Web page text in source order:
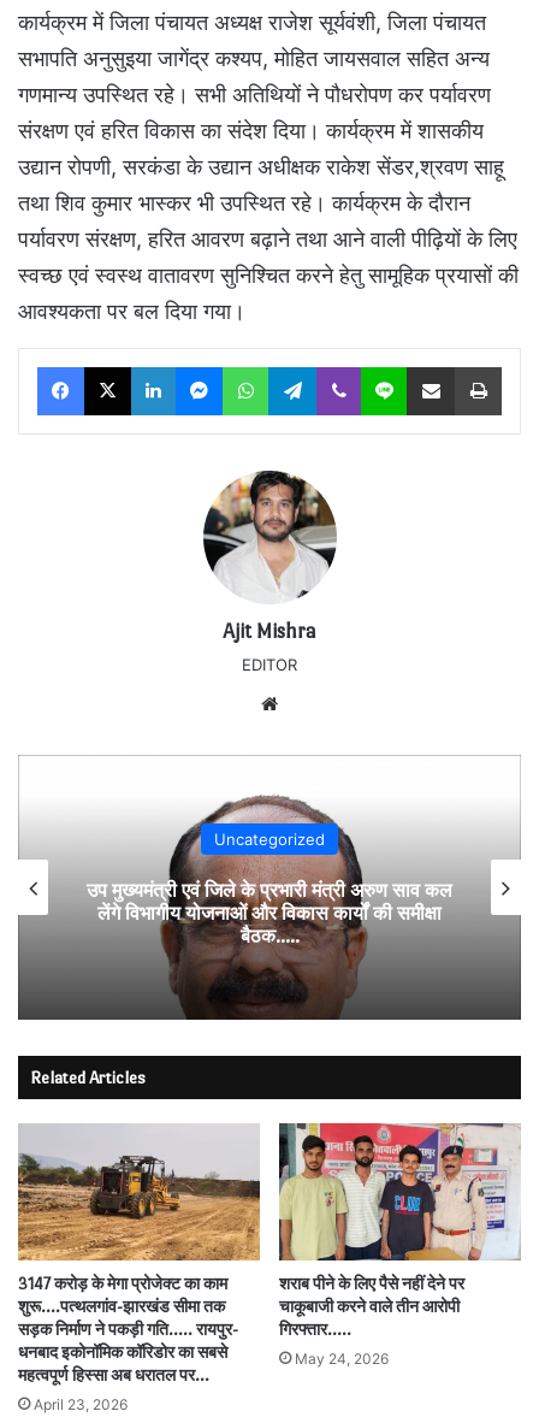
कार्यक्रम में जिला पंचायत अध्यक्ष राजेश सूर्यवंशी, जिला पंचायत
सभापति अनुसुइया जागेंद्र कश्यप, मोहित जायसवाल सहित अन्य
गणमान्य उपस्थित रहे। सभी अतिथियों ने पौधरोपण कर पर्यावरण
संरक्षण एवं हरित विकास का संदेश दिया। कार्यक्रम में शासकीय
उद्यान रोपणी, सरकंडा के उद्यान अधीक्षक राकेश सेंडर,श्रवण साहू
तथा शिव कुमार भास्कर भी उपस्थित रहे। कार्यक्रम के दौरान
पर्यावरण संरक्षण, हरित आवरण बढ़ाने तथा आने वाली पीढ़ियों के लिए
स्वच्छ एवं स्वस्थ वातावरण सुनिश्चित करने हेतु सामूहिक प्रयासों की
आवश्यकता पर बल दिया गया।
Facebook
X LinkedInMessengerWhatsAppTelegram
Viber Line Share via Email Print
Ajit Mishra
EDITOR
Uncategorized
उप मुख्यमंत्री एवं जिले के प्रभारी मंत्री अरुण साव कल
लेंगे विभागीय योजनाओं और विकास कार्यों की समीक्षा
बैठक…..
Related Articles
3147 करोड़ के मेगा प्रोजेक्ट का काम
शुरू….पत्थलगांव-झारखंड सीमा तक
सड़क निर्माण ने पकड़ी गति….. रायपुर-
धनबाद इकोनॉमिक कॉरिडोर का सबसे
महत्वपूर्ण हिस्सा अब धरातल पर…
April 23, 2026
शराब पीने के लिए पैसे नहीं देने पर
चाकूबाजी करने वाले तीन आरोपी
गिरफ्तार…..
May 24, 2026